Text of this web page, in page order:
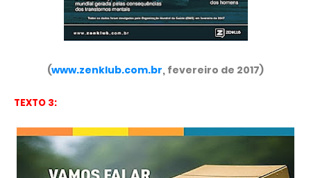
(www.zenklub.com.br, fevereiro de 2017)
TEXTO 3: